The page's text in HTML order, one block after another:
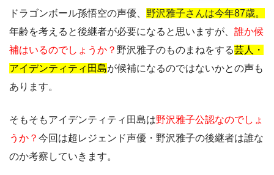
ドラゴンボール孫悟空の声優、 野沢雅子さんは今年87歳。
年齢を考えると後継者が必要になると思いますが、 誰か候
補はいるのでしょうか？ 野沢雅子のものまねをする芸人・
アイデンティティ田島が候補になるのではないかとの声も
あります。
そもそもアイデンティティ田島は野沢雅子公認なのでしょ
うか？ 今回は超レジェンド声優・野沢雅子の後継者は誰な
のか考察していきます。